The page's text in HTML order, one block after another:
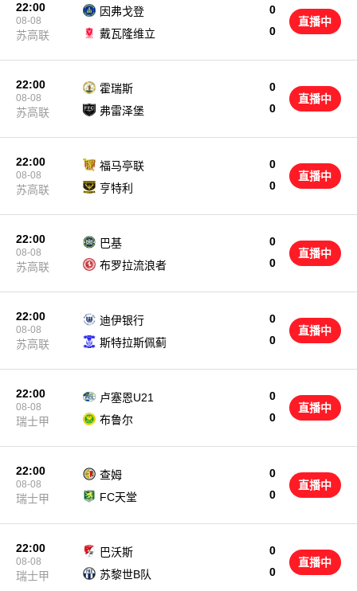
22:00
08-08
苏高联
因弗戈登
0
0
戴瓦隆维立
直播中
22:00
08-08
苏高联
霍瑞斯
0
0
弗雷泽堡
直播中
22:00
08-08
苏高联
福马亭联
0
0
亨特利
直播中
22:00
08-08
苏高联
巴基
0
0
布罗拉流浪者
直播中
22:00
08-08
苏高联
迪伊银行
0
0
斯特拉斯佩蓟
直播中
22:00
08-08
瑞士甲
卢塞恩U21
0
0
布鲁尔
直播中
22:00
08-08
瑞士甲
查姆
0
0
FC天堂
直播中
22:00
08-08
瑞士甲
巴沃斯
0
0
苏黎世B队
直播中